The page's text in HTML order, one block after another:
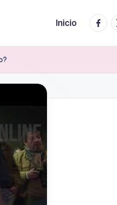
Inicio